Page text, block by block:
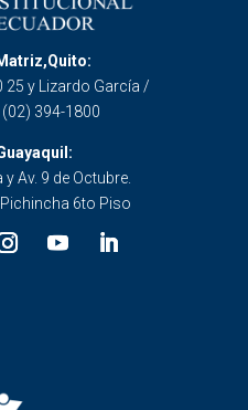
25 y Lizardo García /
(02) 394-1800
Av. 9 de Octubre.
6to Piso